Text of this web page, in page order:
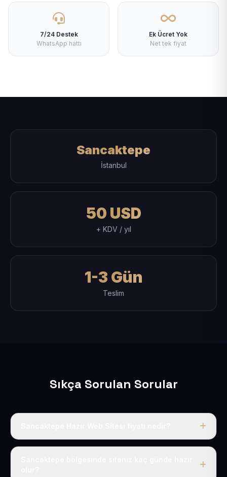
7/24 Destek
WhatsApp hattı
Ek Ücret Yok
Net tek fiyat
Sancaktepe
İstanbul
50 USD
+ KDV / yıl
1-3 Gün
Teslim
Sıkça Sorulan Sorular
Tek fiyat uygulanır: yıllık 50 USD + KDV. Bu bedele alan